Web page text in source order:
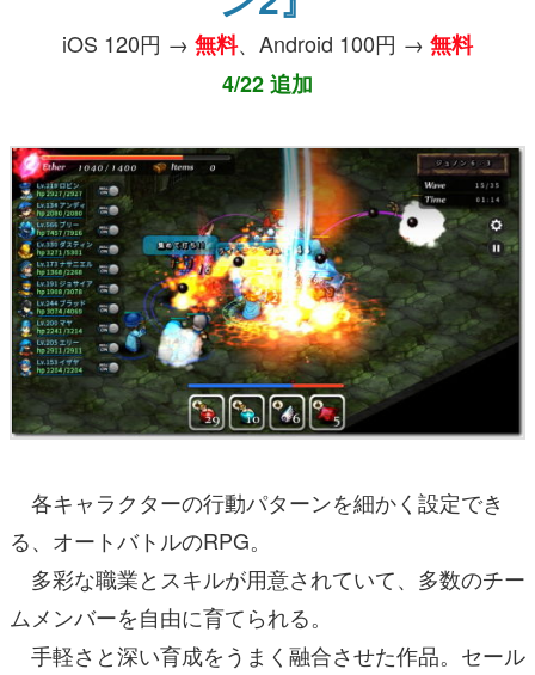
iOS 120円 → 無料、Android 100円 → 無料
4/22 追加
各キャラクターの行動パターンを細かく設定でき
る、オートバトルのRPG。
多彩な職業とスキルが用意されていて、多数のチー
ムメンバーを自由に育てられる。
手軽さと深い育成をうまく融合させた作品。セール